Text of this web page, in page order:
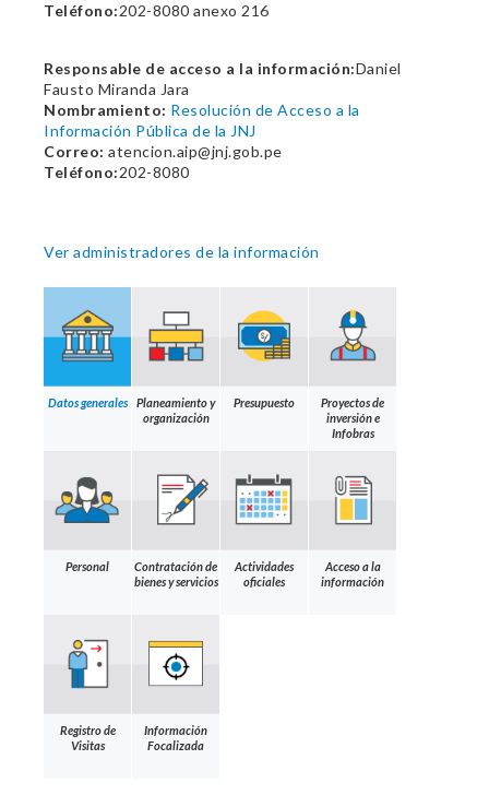
Teléfono:202-8080 anexo 216
Responsable de acceso a la información:Daniel
Fausto Miranda Jara
Nombramiento: Resolución de Acceso a la
Información Pública de la JNJ
Correo: atencion.aip@jnj.gob.pe
Teléfono:202-8080
Ver administradores de la información
Datos generales
Planeamiento y
organización
Presupuesto
Proyectos de
inversión e
Infobras
Personal
Contratación de
bienes y servicios
Actividades
oficiales
Acceso a la
información
Registro de
Visitas
Información
Focalizada